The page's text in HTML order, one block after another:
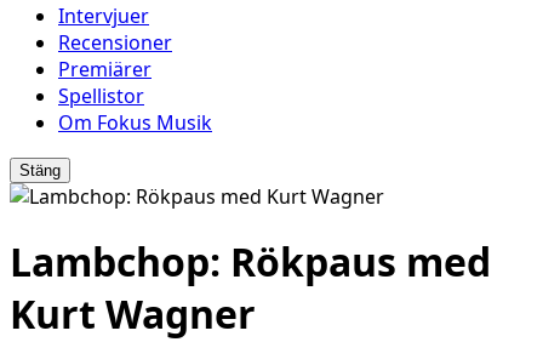
Intervjuer
Recensioner
Premiärer
Spellistor
Om Fokus Musik
Stäng
Lambchop: Rökpaus med
Kurt Wagner